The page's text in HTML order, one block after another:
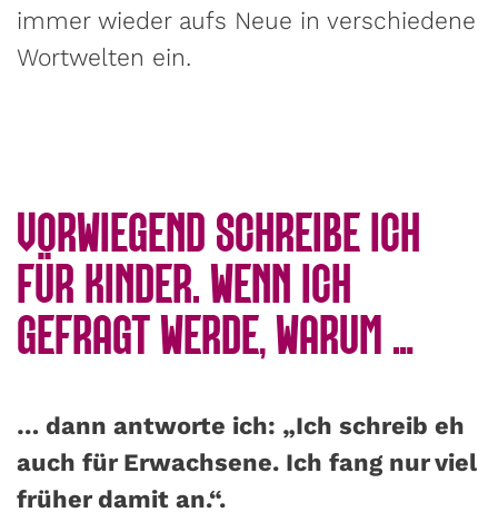
immer wieder aufs Neue in verschiedene
Wortwelten ein.
VORWIEGEND SCHREIBE ICH
FÜR KINDER. WENN ICH
GEFRAGT WERDE, WARUM …
… dann antworte ich: „Ich schreib eh
auch für Erwachsene. Ich fang nur viel
früher damit an.“.